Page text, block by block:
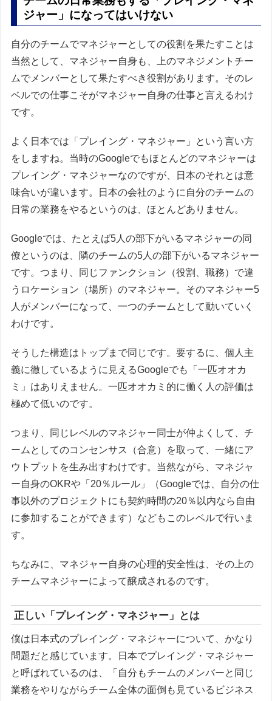
ジャー」になってはいけない
自分のチームでマネジャーとしての役割を果たすことは
当然として、マネジャー自身も、上のマネジメントチー
ムでメンバーとして果たすべき役割があります。そのレ
ベルでの仕事こそがマネジャー自身の仕事と言えるわけ
です。
よく日本では「プレイング・マネジャー」という言い方
をしますね。当時のGoogleでもほとんどのマネジャーは
プレイング・マネジャーなのですが、日本のそれとは意
味合いが違います。日本の会社のように自分のチームの
日常の業務をやるというのは、ほとんどありません。
Googleでは、たとえば5人の部下がいるマネジャーの同
僚というのは、隣のチームの5人の部下がいるマネジャー
です。つまり、同じファンクション（役割、職務）で違
うロケーション（場所）のマネジャー。そのマネジャー5
人がメンバーになって、一つのチームとして動いていく
わけです。
そうした構造はトップまで同じです。要するに、個人主
義に徹しているように見えるGoogleでも「一匹オオカ
ミ」はありえません。一匹オオカミ的に働く人の評価は
極めて低いのです。
つまり、同じレベルのマネジャー同士が仲よくして、チ
ームとしてのコンセンサス（合意）を取って、一緒にア
ウトプットを生み出すわけです。当然ながら、マネジャ
ー自身のOKRや「20％ルール」（Googleでは、自分の仕
事以外のプロジェクトにも契約時間の20％以内なら自由
に参加することができます）などもこのレベルで行いま
す。
ちなみに、マネジャー自身の心理的安全性は、その上の
チームマネジャーによって醸成されるのです。
正しい「プレイング・マネジャー」とは
僕は日本式のプレイング・マネジャーについて、かなり
問題だと感じています。日本でプレイング・マネジャー
と呼ばれているのは、「自分もチームのメンバーと同じ
業務をやりながらチーム全体の面倒も見ているビジネス